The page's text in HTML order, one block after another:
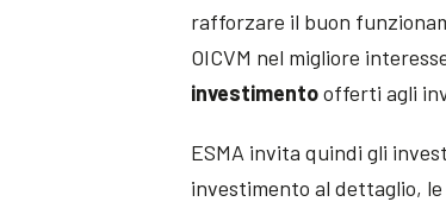
rafforzare il buon
OICVM nel migliore
investimentoofferti agli
ESMA invita quindi gli
investimento al dettaglio, le